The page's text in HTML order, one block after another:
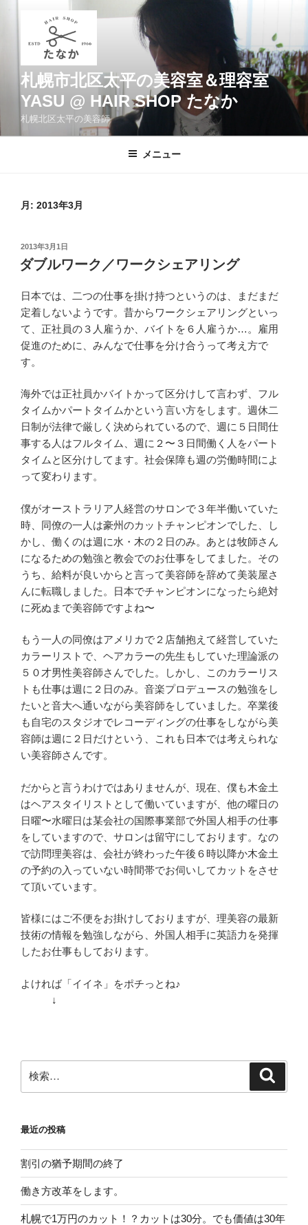
ッ
札幌市北区太平の美容室＆理容室
YASU @ HAIR SHOP たなか
札幌北区太平の美容師
メニュー
月: 2013年3月
投
稿
日:
2013年3月1日
ダブルワーク／ワークシェアリング
日本では、二つの仕事を掛け持つというのは、まだまだ
定着しないようです。昔からワークシェアリングといっ
て、正社員の３人雇うか、バイトを６人雇うか…。雇用
促進のために、みんなで仕事を分け合うって考え方で
す。
海外では正社員かバイトかって区分けして言わず、フル
タイムかパートタイムかという言い方をします。週休二
日制が法律で厳しく決められているので、週に５日間仕
事する人はフルタイム、週に２〜３日間働く人をパート
タイムと区分けしてます。社会保障も週の労働時間によ
って変わります。
僕がオーストラリア人経営のサロンで３年半働いていた
時、同僚の一人は豪州のカットチャンピオンでした、し
かし、働くのは週に水・木の２日のみ。あとは牧師さん
になるための勉強と教会でのお仕事をしてました。その
うち、給料が良いからと言って美容師を辞めて美装屋さ
んに転職しました。日本でチャンピオンになったら絶対
に死ぬまで美容師ですよね〜
もう一人の同僚はアメリカで２店舗抱えて経営していた
カラーリストで、ヘアカラーの先生もしていた理論派の
５０才男性美容師さんでした。しかし、このカラーリス
トも仕事は週に２日のみ。音楽プロデュースの勉強をし
たいと音大へ通いながら美容師をしていました。卒業後
も自宅のスタジオでレコーディングの仕事をしながら美
容師は週に２日だけという、これも日本では考えられな
い美容師さんです。
だからと言うわけではありませんが、現在、僕も木金土
はヘアスタイリストとして働いていますが、他の曜日の
日曜〜水曜日は某会社の国際事業部で外国人相手の仕事
をしていますので、サロンは留守にしております。なの
で訪問理美容は、会社が終わった午後６時以降か木金土
の予約の入っていない時間帯でお伺いしてカットをさせ
て頂いています。
皆様にはご不便をお掛けしておりますが、理美容の最新
技術の情報を勉強しながら、外国人相手に英語力を発揮
したお仕事もしております。
よければ「イイネ」をポチっとね♪
↓
索:
最近の投稿
割引の猶予期間の終了
働き方改革をします。
札幌で1万円のカット！？カットは30分。でも価値は30年